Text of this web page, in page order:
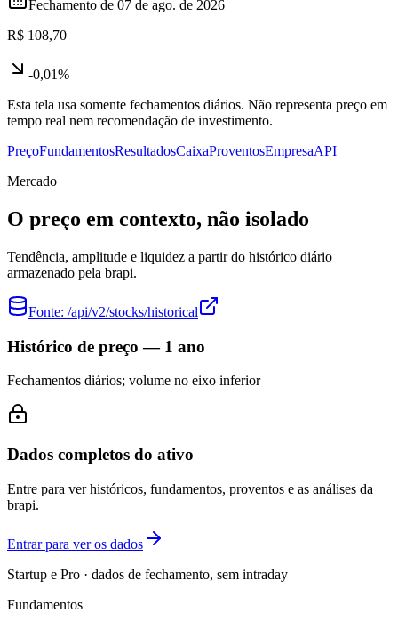
Fechamento de 07 de ago. de 2026
R$ 108,70
-0,01%
Esta tela usa somente fechamentos diários. Não representa preço em
tempo real nem recomendação de investimento.
PreçoFundamentosResultadosCaixaProventosEmpresaAPI
Mercado
O preço em contexto, não isolado
Tendência, amplitude e liquidez a partir do histórico diário
armazenado pela brapi.
Fonte: /api/v2/stocks/historical
Histórico de preço — 1 ano
Fechamentos diários; volume no eixo inferior
Dados completos do ativo
Entre para ver históricos, fundamentos, proventos e as análises da
brapi.
Entrar para ver os dados
Startup e Pro · dados de fechamento, sem intraday
Fundamentos